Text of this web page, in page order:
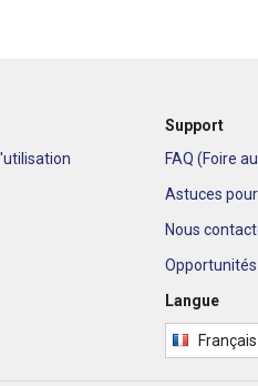
Support
FAQ (Foire
Astuces
Nous
Langue
Français